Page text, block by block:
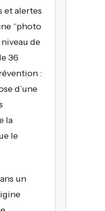
et alertes
“photo
de
36
:
d’une
la
le
un